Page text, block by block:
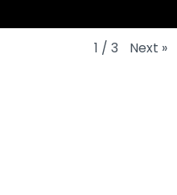
1 / 3 Next »